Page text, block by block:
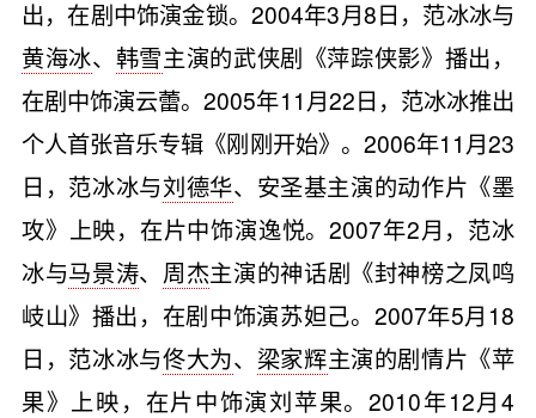
出，在剧中饰演金锁。2004年3月8日，范冰冰与
黄海冰、 韩雪主演的武侠剧《萍踪侠影》播出，
在剧中饰演云蕾。2005年11月22日，范冰冰推出
个人首张音乐专辑《刚刚开始》。2006年11月23
日，范冰冰与刘德华、安圣基主演的动作片《墨
攻》上映，在片中饰演逸悦。2007年2月，范冰
冰与马景涛、 周杰主演的神话剧《封神榜之凤鸣
岐山》播出，在剧中饰演苏妲己。2007年5月18
日，范冰冰与佟大为、 梁家辉主演的剧情片《苹
果》上映，在片中饰演刘苹果。2010年12月4